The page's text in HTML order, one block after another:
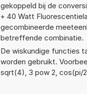
gekoppeld bij de
+ 40 Watt
gecombineerde
betreffende combinatie.
De wiskundige functies
worden gebruikt.
sqrt(4), 3 pow 2, cos(pi/